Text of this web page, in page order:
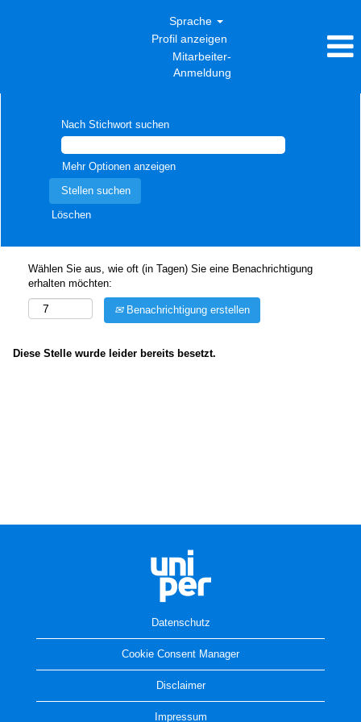
Sprache
Profil anzeigen
Mitarbeiter-
Anmeldung
Nach Stichwort suchen
Mehr Optionen anzeigen
Löschen
Wählen Sie aus, wie oft (in Tagen) Sie eine Benachrichtigung
erhalten möchten:
Benachrichtigung erstellen
Diese Stelle wurde leider bereits besetzt.
Datenschutz
Cookie Consent Manager
Disclaimer
Impressum